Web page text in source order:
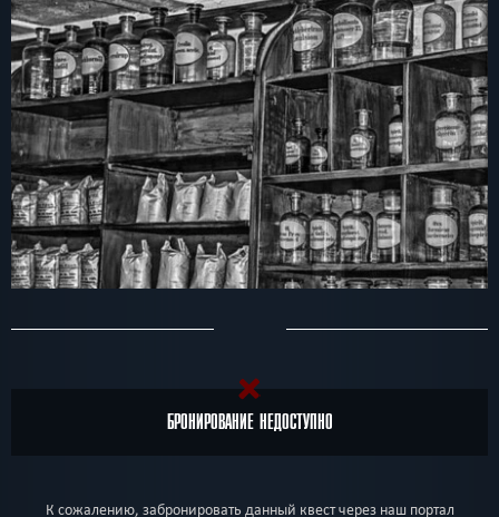
БРОНИРОВАНИЕ НЕДОСТУПНО
К сожалению, забронировать данный квест через наш портал